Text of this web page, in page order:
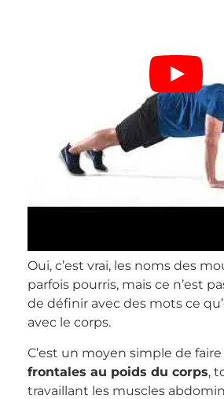
Oui, c’est vrai, les noms des
parfois pourris, mais ce n’est
de définir avec des mots ce
avec le corps.
C’est un moyen simple de
frontales au poids du corps,
travaillant les muscles